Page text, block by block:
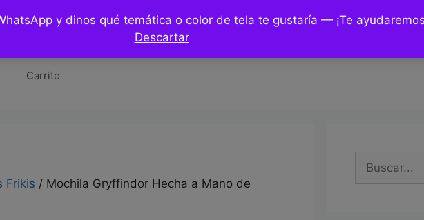
y dinos qué temática o color de tela te gustaría — ¡Te
Descartar
Hazlo tu mismo / DIY
Carrito
Frikis / Mochila Gryffindor Hecha a Mano de
Buscar: